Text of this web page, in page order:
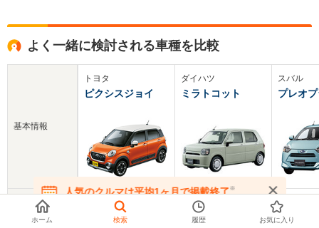
よく一緒に検討される車種を比較
基本情報
新車価格
トヨタ
ピクシスジョイ
122～180.4万円
ダイハツ
ミラトコット
107.5～145.2万円
スバル
プレオ
89.6～
人気のクルマは平均1ヶ月で掲載終了※
在庫が無くなる前にお問い合わせください
ホーム 検索 履歴 お気に入り